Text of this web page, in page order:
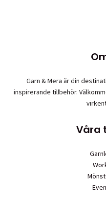
Garn & Mera är din
inspirerande tillbehör.
Våra